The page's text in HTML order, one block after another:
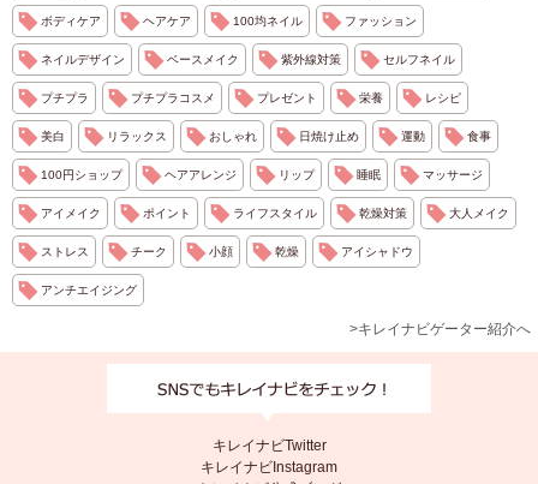
ボディケア ヘアケア 100均ネイル ファッション
ネイルデザイン ベースメイク 紫外線対策 セルフネイル
プチプラ プチプラコスメ プレゼント 栄養 レシピ
美白 リラックス おしゃれ 日焼け止め 運動 食事
100円ショップ ヘアアレンジ リップ 睡眠 マッサージ
アイメイク ポイント ライフスタイル 乾燥対策 大人メイク
ストレス チーク 小顔 乾燥 アイシャドウ
アンチエイジング
>キレイナビゲーター紹介へ
キレイナビTwitter
キレイナビInstagram